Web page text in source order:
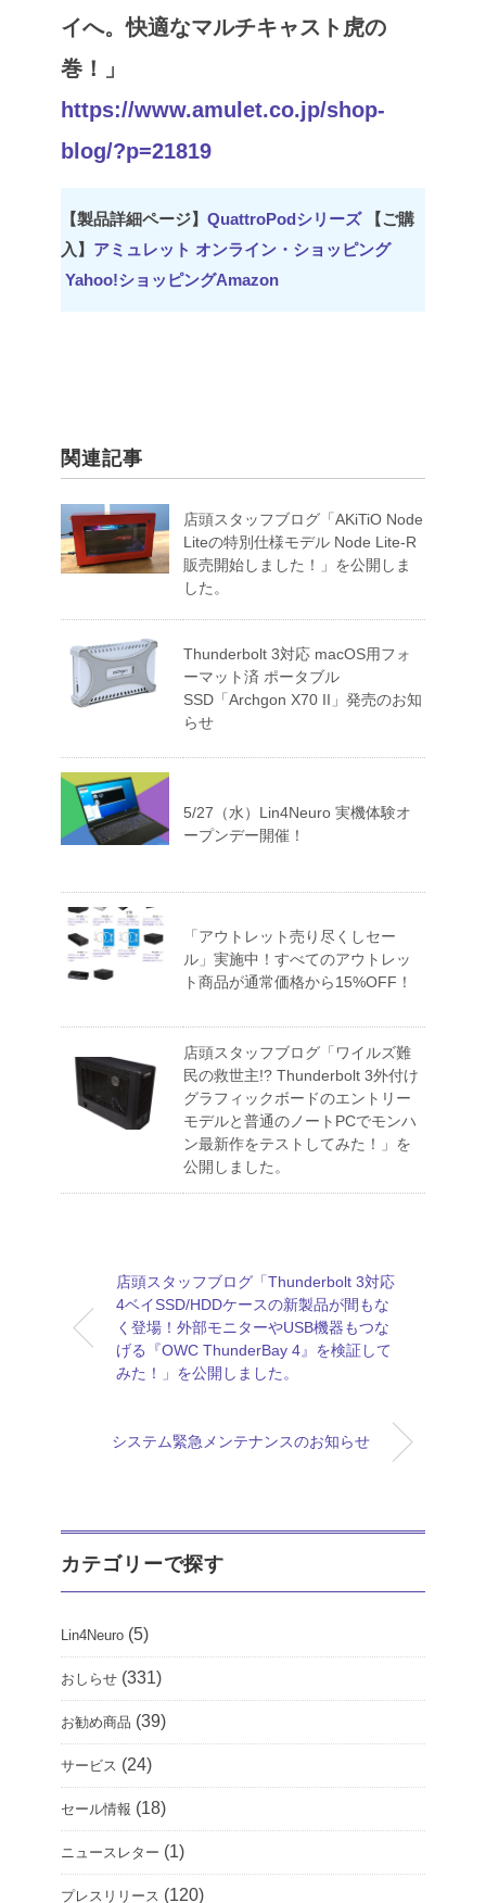
イへ。快適なマルチキャスト虎の
巻！」
https://www.amulet.co.jp/shop-
blog/?p=21819
【製品詳細ページ】 QuattroPodシリーズ
【ご購
入】 アミュレット オンライン・ショッピング
Yahoo!ショッピングAmazon
関連記事
店頭スタッフブログ「AKiTiO Node
Liteの特別仕様モデル Node Lite-R
販売開始しました！」を公開しま
した。
Thunderbolt 3対応 macOS用フォ
ーマット済 ポータブル
SSD「Archgon X70 II」発売のお知
らせ
5/27（水）Lin4Neuro 実機体験オ
ープンデー開催！
「アウトレット売り尽くしセー
ル」実施中！すべてのアウトレッ
ト商品が通常価格から15%OFF！
店頭スタッフブログ「ワイルズ難
民の救世主!? Thunderbolt 3外付け
グラフィックボードのエントリー
モデルと普通のノートPCでモンハ
ン最新作をテストしてみた！」を
公開しました。
店頭スタッフブログ「Thunderbolt 3対応
4ベイSSD/HDDケースの新製品が間もな
く登場！外部モニターやUSB機器もつな
げる『OWC ThunderBay 4』を検証して
みた！」を公開しました。
システム緊急メンテナンスのお知らせ
カテゴリーで探す
Lin4Neuro (5)
おしらせ (331)
お勧め商品 (39)
サービス (24)
セール情報 (18)
ニュースレター (1)
プレスリリース (120)